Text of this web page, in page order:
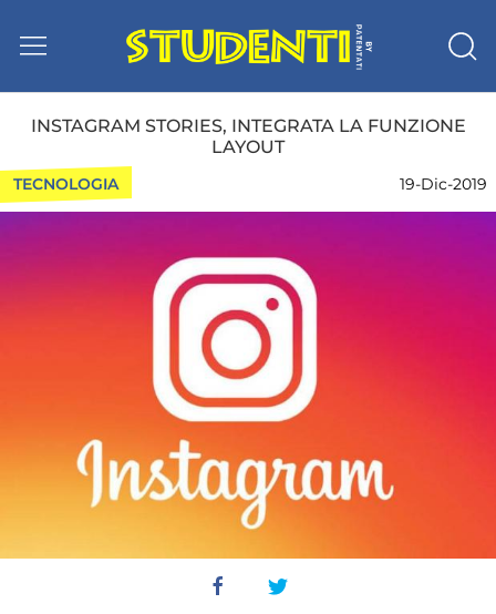
INSTAGRAM STORIES, INTEGRATA LA FUNZIONE
LAYOUT
TECNOLOGIA 19-Dic-2019